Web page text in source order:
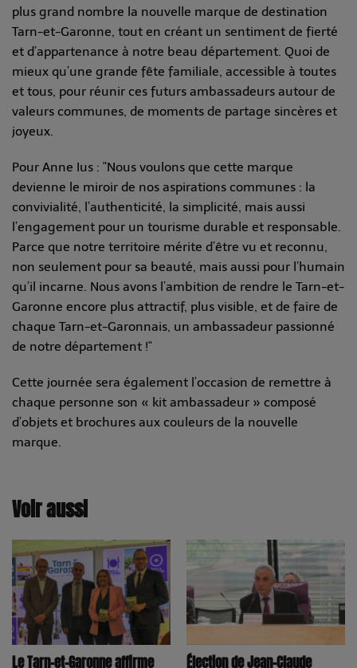
plus grand nombre la nouvelle marque de destination
Tarn-et-Garonne, tout en créant un sentiment de fierté
et d’appartenance à notre beau département. Quoi de
mieux qu’une grande fête familiale, accessible à toutes
et tous, pour réunir ces futurs ambassadeurs autour de
valeurs communes, de moments de partage sincères et
joyeux.
Pour Anne Ius : "Nous voulons que cette marque
devienne le miroir de nos aspirations communes : la
convivialité, l’authenticité, la simplicité, mais aussi
l’engagement pour un tourisme durable et responsable.
Parce que notre territoire mérite d’être vu et reconnu,
non seulement pour sa beauté, mais aussi pour l’humain
qu’il incarne. Nous avons l’ambition de rendre le Tarn-et-
Garonne encore plus attractif, plus visible, et de faire de
chaque Tarn-et-Garonnais, un ambassadeur passionné
de notre département !"
Cette journée sera également l’occasion de remettre à
chaque personne son « kit ambassadeur » composé
d’objets et brochures aux couleurs de la nouvelle
marque.
Voir aussi
Le Tarn-et-Garonne affirme Élection de Jean-Claude